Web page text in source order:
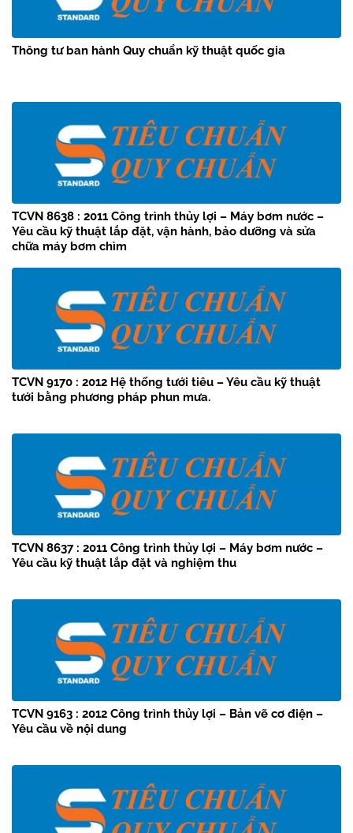
Thông tư ban hành Quy chuẩn kỹ thuật quốc gia
TCVN 8638 : 2011 Công trình thủy lợi – Máy bơm nước –
Yêu cầu kỹ thuật lắp đặt, vận hành, bảo dưỡng và sửa
chữa máy bơm chìm
TCVN 9170 : 2012 Hệ thống tưới tiêu – Yêu cầu kỹ thuật
tưới bằng phương pháp phun mưa.
TCVN 8637 : 2011 Công trình thủy lợi – Máy bơm nước –
Yêu cầu kỹ thuật lắp đặt và nghiệm thu
TCVN 9163 : 2012 Công trình thủy lợi – Bản vẽ cơ điện –
Yêu cầu về nội dung